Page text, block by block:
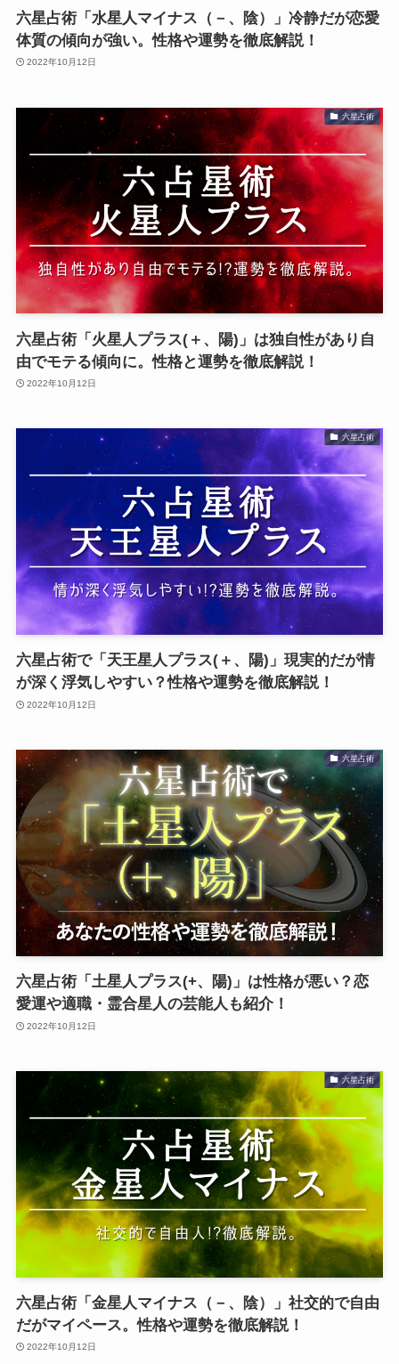
六星占術「水星人マイナス（－、陰）」冷静だが恋愛
体質の傾向が強い。性格や運勢を徹底解説！
2022年10月12日
六星占術
六星占術「火星人プラス(＋、陽)」は独自性があり自
由でモテる傾向に。性格と運勢を徹底解説！
2022年10月12日
六星占術
六星占術で「天王星人プラス(＋、陽)」現実的だが情
が深く浮気しやすい？性格や運勢を徹底解説！
2022年10月12日
六星占術
六星占術「土星人プラス(+、陽)」は性格が悪い？恋
愛運や適職・霊合星人の芸能人も紹介！
2022年10月12日
六星占術
六星占術「金星人マイナス（－、陰）」社交的で自由
だがマイペース。性格や運勢を徹底解説！
2022年10月12日